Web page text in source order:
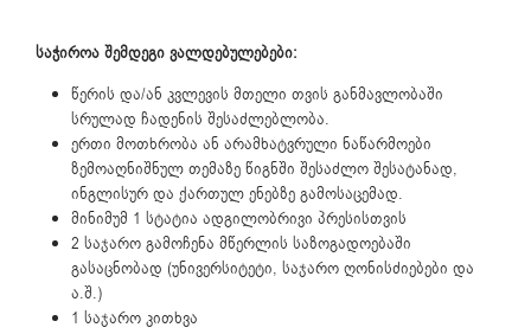
საჭიროა შემდეგი ვალდებულებები:
წერის და/ან კვლევის მთელი თვის განმავლობაში
სრულად ჩადენის შესაძლებლობა.
ერთი მოთხრობა ან არამხატვრული ნაწარმოები
ზემოაღნიშნულ თემაზე წიგნში შესაძლო შესატანად,
ინგლისურ და ქართულ ენებზე გამოსაცემად.
მინიმუმ 1 სტატია ადგილობრივი პრესისთვის
2 საჯარო გამოჩენა მწერლის საზოგადოებაში
გასაცნობად (უნივერსიტეტი, საჯარო ღონისძიებები და
ა.შ.)
1 საჯარო კითხვა